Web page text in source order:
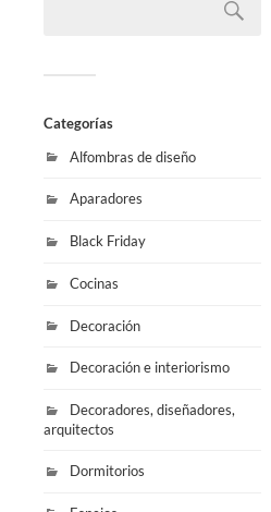
Categorías
Alfombras de diseño
Aparadores
Black Friday
Cocinas
Decoración
Decoración e interiorismo
Decoradores, diseñadores,
arquitectos
Dormitorios